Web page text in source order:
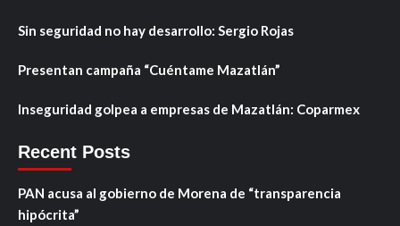
Sin seguridad no hay desarrollo: Sergio Rojas
Presentan campaña “Cuéntame Mazatlán”
Inseguridad golpea a empresas de Mazatlán: Coparmex
Recent Posts
PAN acusa al gobierno de Morena de “transparencia
hipócrita”